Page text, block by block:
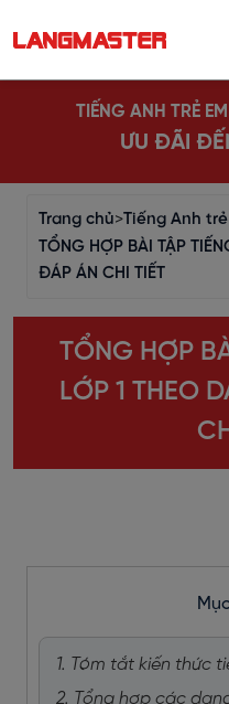
TIẾNG ANH TRẺ
ƯU ĐÃI
Trang chủ>Tiếng Anh
TỔNG HỢP BÀI TẬP
ĐÁP ÁN CHI TIẾT
TỔNG HỢP
LỚP 1 THEO
1. Tóm tắt kiến thức
2. Tổng hợp các